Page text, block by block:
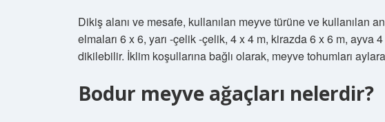
Dikiş alanı ve mesafe, kullanılan meyve türüne ve kullanılan
elmaları 6 x 6, yarı -çelik -çelik, 4 x 4 m, kirazda 6 x 6 m, ayva
dikilebilir. İklim koşullarına bağlı olarak, meyve tohumları
Bodur meyve ağaçları nelerdir?